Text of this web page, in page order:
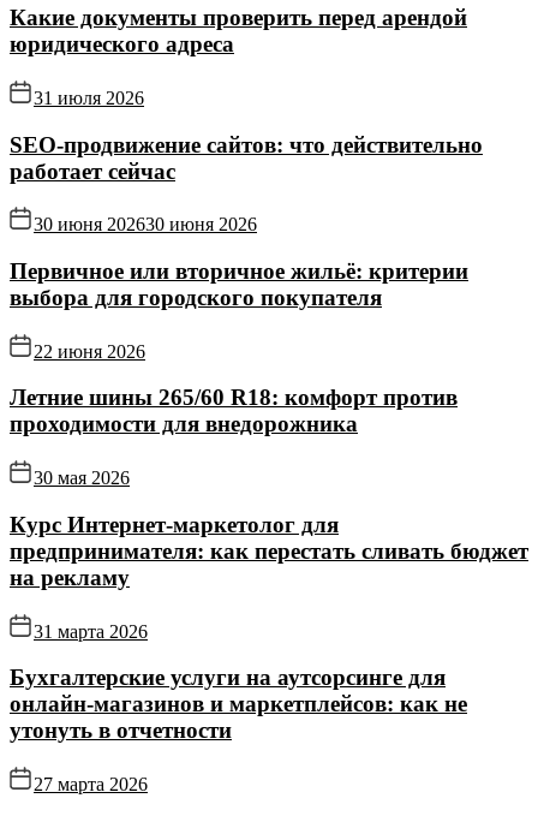
Какие документы проверить перед арендой
юридического адреса
31 июля 2026
SEO-продвижение сайтов: что действительно
работает сейчас
30 июня 202630 июня 2026
Первичное или вторичное жильё: критерии
выбора для городского покупателя
22 июня 2026
Летние шины 265/60 R18: комфорт против
проходимости для внедорожника
30 мая 2026
Курс Интернет‑маркетолог для
предпринимателя: как перестать сливать бюджет
на рекламу
31 марта 2026
Бухгалтерские услуги на аутсорсинге для
онлайн‑магазинов и маркетплейсов: как не
утонуть в отчетности
27 марта 2026